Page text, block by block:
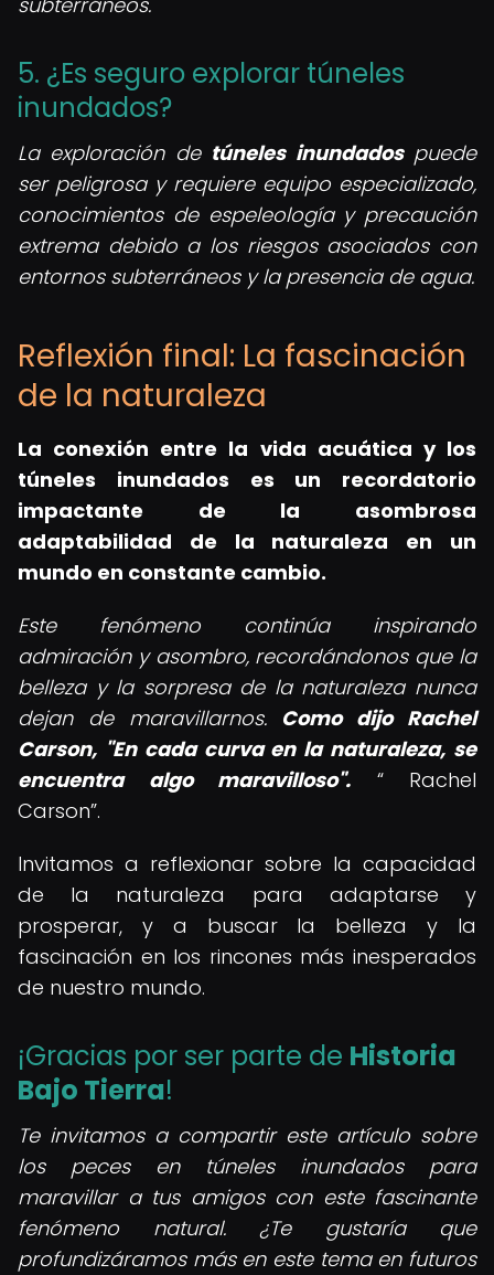
5. ¿Es seguro explorar túneles
inundados?
La exploración de túneles inundadospuede
ser peligrosa y requiere equipo especializado,
conocimientos de espeleología y precaución
extrema debido a los riesgos asociados con
entornos subterráneos y la presencia de agua.
Reflexión final: La fascinación
de la naturaleza
La conexión entre la vida acuática y los
túneles inundados es un recordatorio
impactante de la asombrosa
adaptabilidad de la naturaleza en un
mundo en constante cambio.
Este fenómeno continúa inspirando
admiración y asombro, recordándonos que la
belleza y la sorpresa de la naturaleza nunca
dejan de maravillarnos. Como dijo Rachel
Carson, "En cada curva en la naturaleza, se
encuentra algo maravilloso".
Rachel
Carson .
Invitamos a reflexionar sobre la capacidad
de la naturaleza para adaptarse y
prosperar, y a buscar la belleza y la
fascinación en los rincones más inesperados
de nuestro mundo.
¡Gracias por ser parte de Historia
Bajo Tierra!
Te invitamos a compartir este artículo sobre
los peces en túneles inundados para
maravillar a tus amigos con este fascinante
fenómeno natural. ¿Te gustaría que
profundizáramos más en este tema en futuros